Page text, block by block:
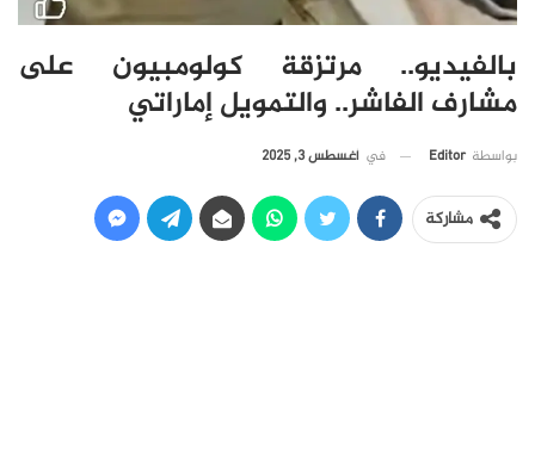
بالفيديو.. مرتزقة كولومبيون على
مشارف الفاشر.. والتمويل إماراتي
بواسطة Editor في أغسطس 3, 2025
مشاركة